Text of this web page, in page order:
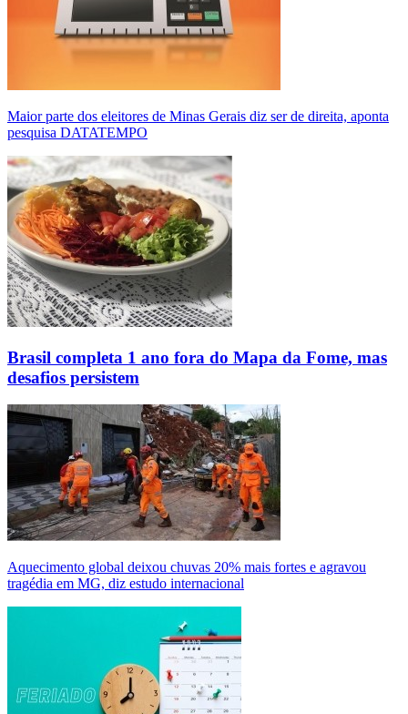
Maior parte dos eleitores de Minas Gerais diz ser de direita, aponta
pesquisa DATATEMPO
Brasil completa 1 ano fora do Mapa da Fome, mas
desafios persistem
Aquecimento global deixou chuvas 20% mais fortes e agravou
tragédia em MG, diz estudo internacional